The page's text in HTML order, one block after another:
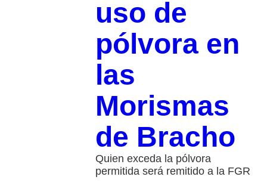
uso de
pólvora en
las
Morismas
de Bracho
Quien exceda la pólvora
permitida será remitido a la FGR